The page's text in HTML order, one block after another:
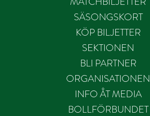
SÄSONGSKORT
KÖP BILJETTER
SEKTIONEN
BLI PARTNER
ORGANISATIONEN
INFO ÅT MEDIA
BOLLFÖRBUNDET